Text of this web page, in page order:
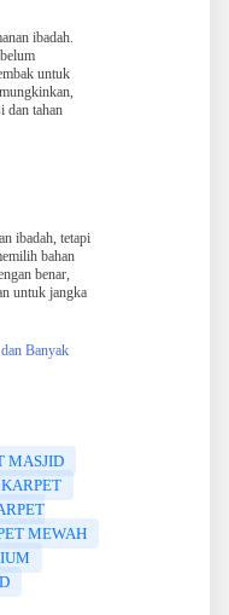
ibadah.
untuk
dan tahan
ibadah, tetapi
bahan
benar,
untuk jangka
Banyak
MASJID
MEWAH